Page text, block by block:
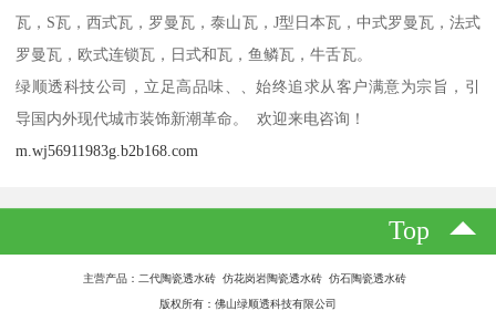
瓦，S瓦，西式瓦，罗曼瓦，泰山瓦，J型日本瓦，中式罗曼瓦，法式
罗曼瓦，欧式连锁瓦，日式和瓦，鱼鳞瓦，牛舌瓦。
绿顺透科技公司，立足高品味、、始终追求从客户满意为宗旨，引
导国内外现代城市装饰新潮革命。 欢迎来电咨询！
m.wj56911983g.b2b168.com
Top
主营产品：二代陶瓷透水砖 仿花岗岩陶瓷透水砖 仿石陶瓷透水砖
版权所有：佛山绿顺透科技有限公司